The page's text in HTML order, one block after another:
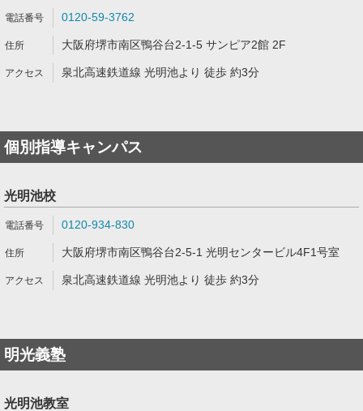
0120-59-3762
大阪府堺市南区鴨谷台2-1-5 サンピア2館 2F
泉北高速鉄道線 光明池より 徒歩 約3分
個別指導キャンパス
光明池校
0120-934-830
大阪府堺市南区鴨谷台2-5-1 光明センタービル4F1号室
泉北高速鉄道線 光明池より 徒歩 約3分
明光義塾
光明池教室